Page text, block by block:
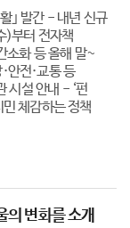
｣ 발간 - 내년 신규
)부터 전자책
소화 등 올해 말~
안전·교통 등
시설 안내 - ‘펀
체감하는 정책
의 변화를 소개